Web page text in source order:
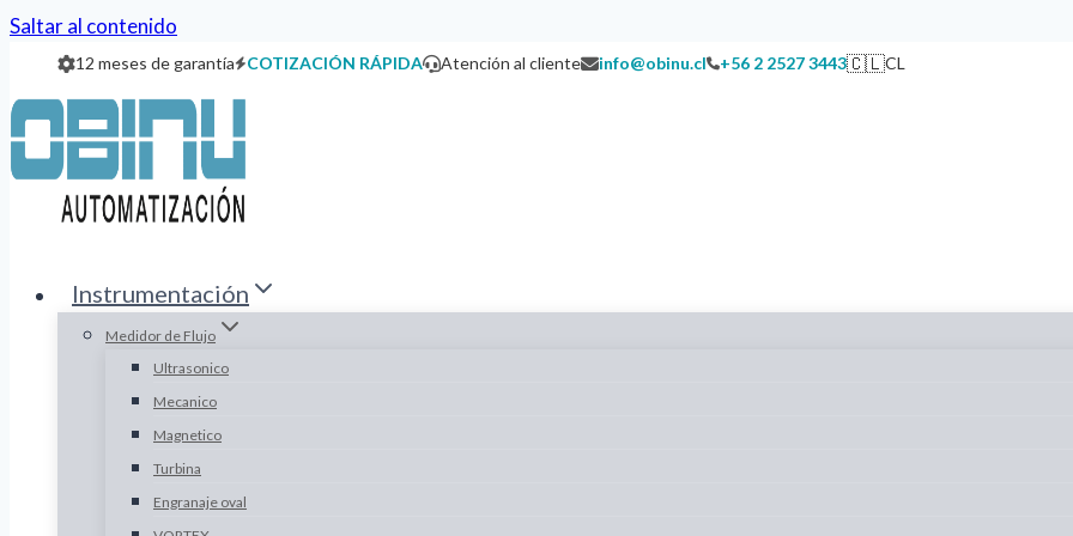
Saltar al contenido
12 meses de garantía COTIZACIÓN RÁPIDA Atención al cliente info@obinu.cl +56 2 2527 3443🇨🇱CL
Instrumentación
Medidor de Flujo
Ultrasonico
Mecanico
Magnetico
Turbina
Engranaje oval